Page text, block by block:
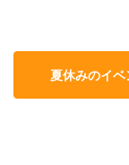
夏休みのイ